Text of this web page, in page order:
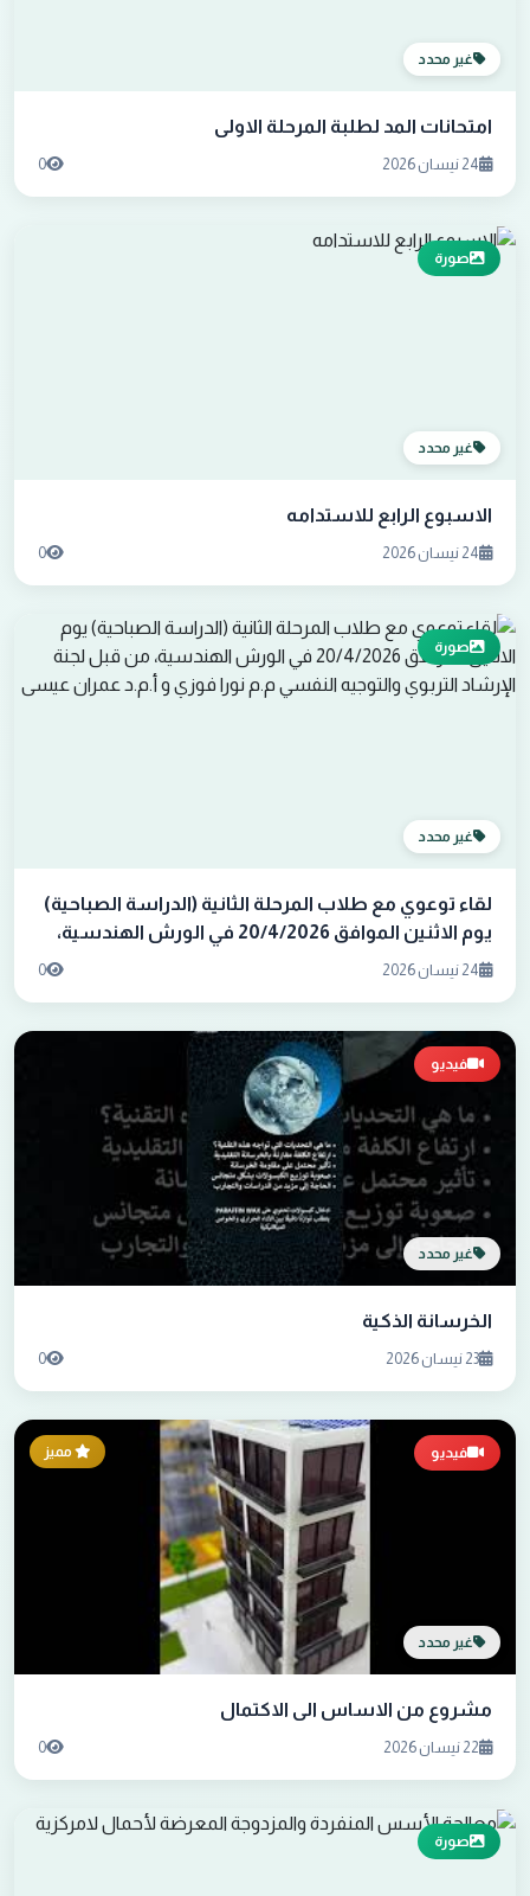
غير محدد
امتحانات المد لطلبة المرحلة الاولى
24 نيسان 2026 0
صورة
غير محدد
الاسبوع الرابع للاستدامه
24 نيسان 2026 0
صورة
غير محدد
لقاء توعوي مع طلاب المرحلة الثانية (الدراسة الصباحية)
يوم الاثنين الموافق 20/4/2026 في الورش الهندسية،
من قبل لجنة الإرشاد التربوي والتوجيه النفسي م.م نورا
24 نيسان 2026 0
فيديو
غير محدد
الخرسانة الذكية
23 نيسان 2026 0
فيديو
غير محدد
مميز
مشروع من الاساس الى الاكتمال
22 نيسان 2026 0
صورة